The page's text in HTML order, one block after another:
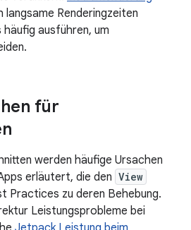
Renderingzeiten
häufig ausführen, um
für
werden häufige Ursachen
erläutert, die den View
Practices zu deren Behebung.
Leistungsprobleme bei